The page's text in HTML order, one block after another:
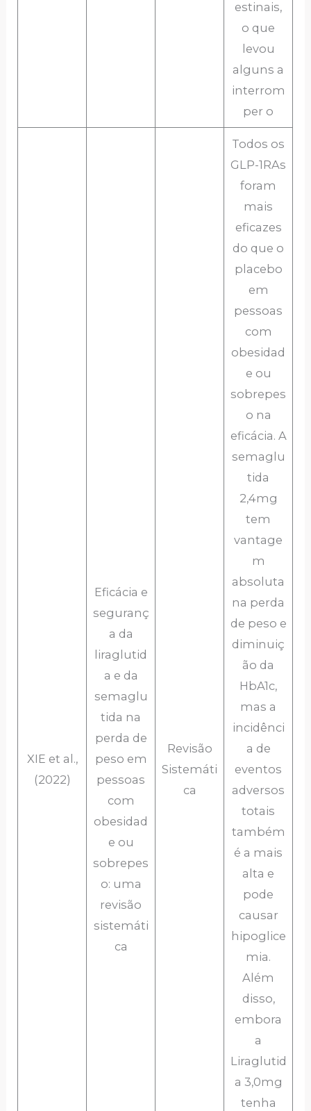
estinais,
o que
levou
alguns a
interrom
per o
XIE et al.,
(2022)
Eficácia e
seguranç
a da
liraglutid
a e da
semaglu
tida na
perda de
peso em
pessoas
com
obesidad
e ou
sobrepes
o: uma
revisão
sistemáti
ca
Revisão
Sistemáti
ca
Todos os
GLP-1RAs
foram
mais
eficazes
do que o
placebo
em
pessoas
com
obesidad
e ou
sobrepes
o na
eficácia. A
semaglu
tida
2,4mg
tem
vantage
m
absoluta
na perda
de peso e
diminuiç
ão da
HbA1c,
mas a
incidênci
a de
eventos
adversos
totais
também
é a mais
alta e
pode
causar
hipoglice
mia.
Além
disso,
embora
a
Liraglutid
a 3,0mg
tenha